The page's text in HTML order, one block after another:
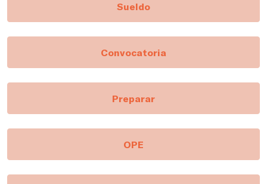
Sueldo
Convocatoria
Preparar
OPE